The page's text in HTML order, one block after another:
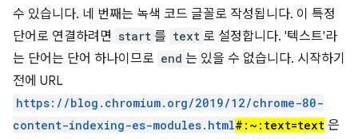
수 있습니다. 네 번째는 녹색 코드 글꼴로 작성됩니다. 이 특정
단어로 연결하려면 start 를 text 로 설정합니다. '텍스트'라
는 단어는 단어 하나이므로 end 는 있을 수 없습니다. 시작하기
전에 URL
https://blog.chromium.org/2019/12/chrome-80-
content-indexing-es-modules.html#:~:text=text 은